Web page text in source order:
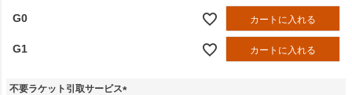
G0 カートに入れる
G1 カートに入れる
不要ラケット引取サービス